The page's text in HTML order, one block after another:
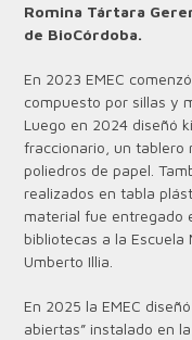
Romina Tártara
de BioCórdoba.
En 2023 EMEC
compuesto por sillas y
Luego en 2024 diseñó
fraccionario, un tablero
poliedros de papel.
realizados en tabla
material fue entregado
bibliotecas a la Escuela
Umberto Illia.
En 2025 la EMEC
abiertas” instalado en